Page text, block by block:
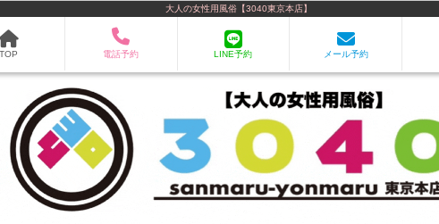
大人の女性用風俗【3040東京本店】
TOP 電話予約 LINE予約 メール予約